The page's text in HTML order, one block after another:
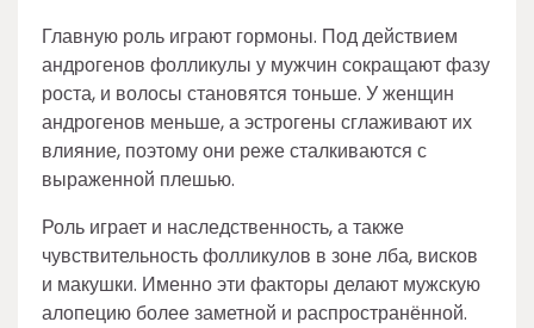
Главную роль играют гормоны. Под действием
андрогенов фолликулы у мужчин сокращают фазу
роста, и волосы становятся тоньше. У женщин
андрогенов меньше, а эстрогены сглаживают их
влияние, поэтому они реже сталкиваются с
выраженной плешью.
Роль играет и наследственность, а также
чувствительность фолликулов в зоне лба, висков
и макушки. Именно эти факторы делают мужскую
алопецию более заметной и распространённой.